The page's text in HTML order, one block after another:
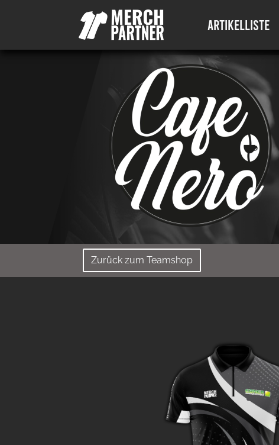
ARTIKELLISTE
Zurück zum Teamshop